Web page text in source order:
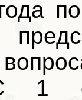
С 1